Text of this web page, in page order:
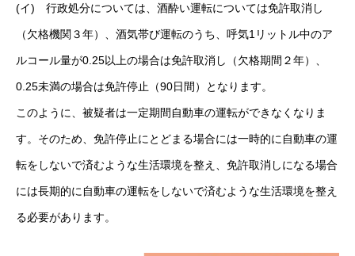
(イ) 行政処分については、酒酔い運転については免許取消し
（欠格機関３年）、酒気帯び運転のうち、呼気1リットル中のア
ルコール量が0.25以上の場合は免許取消し（欠格期間２年）、
0.25未満の場合は免許停止（90日間）となります。
このように、被疑者は一定期間自動車の運転ができなくなりま
す。そのため、免許停止にとどまる場合には一時的に自動車の運
転をしないで済むような生活環境を整え、免許取消しになる場合
には長期的に自動車の運転をしないで済むような生活環境を整え
る必要があります。